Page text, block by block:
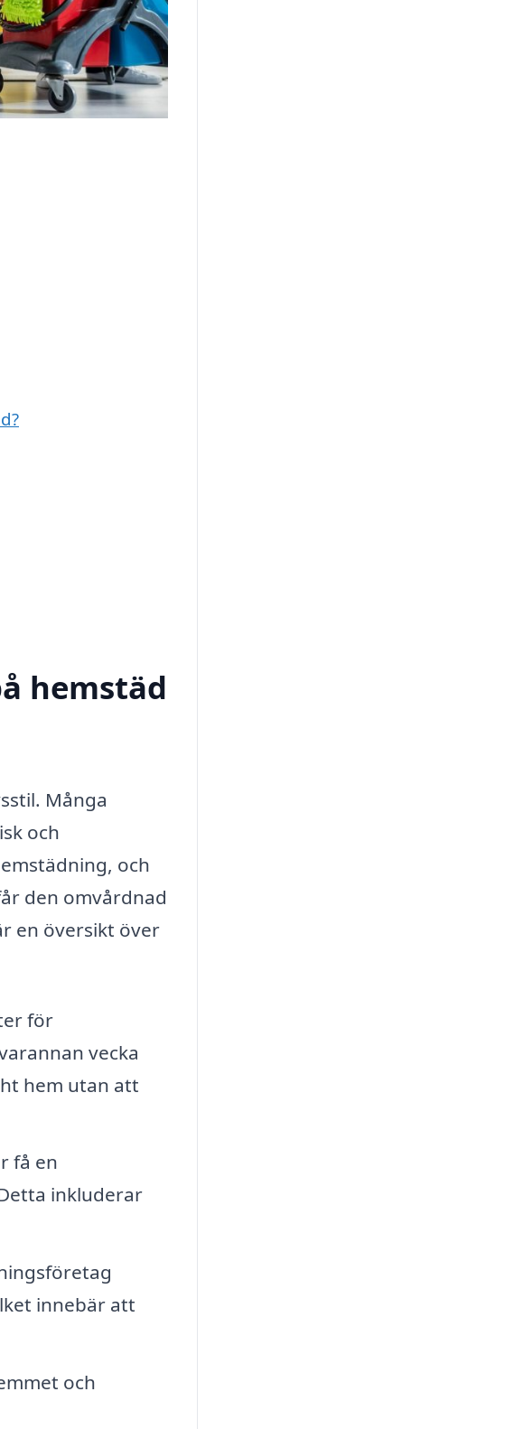
hemstäd
Många
och
och
den omvårdnad
en översikt över
för
vecka
hem utan att
få en
inkluderar
innebär att
och